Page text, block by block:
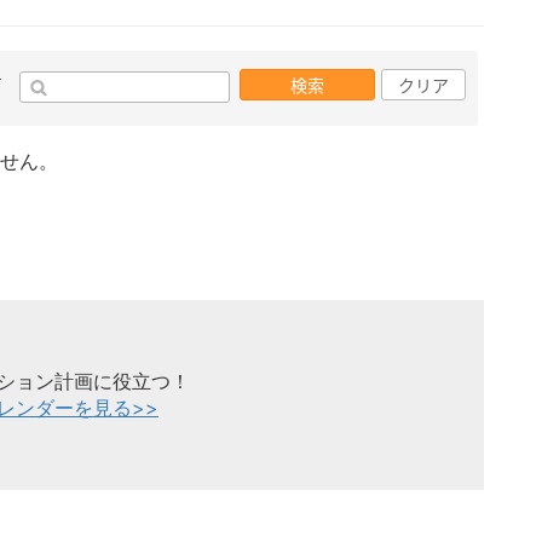
検索 クリア
ん。
ョン計画に役立つ！
ンダーを見る>>